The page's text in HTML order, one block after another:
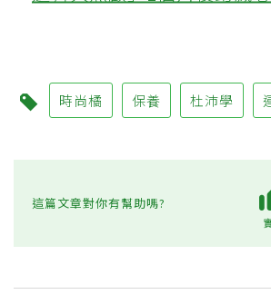
時尚橘 保養 杜沛學
這篇文章對你有幫助嗎?